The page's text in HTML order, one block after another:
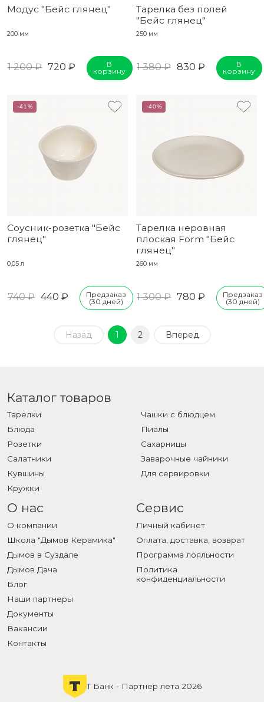
Модус "Бейс глянец"
200 мм
1 200 ₽ 720 ₽
В
корзину
Тарелка без полей
"Бейс глянец"
250 мм
1 380 ₽ 830 ₽
В
корзину
-41%
Соусник-розетка "Бейс
глянец"
0,05 л
740 ₽ 440 ₽
Предзаказ
(30 дней)
-40%
Тарелка неровная
плоская Form "Бейс
глянец"
260 мм
1 300 ₽ 780 ₽
Предзаказ
(30 дней)
Назад 1 2 Вперед
Каталог товаров
Тарелки
Блюда
Розетки
Салатники
Кувшины
Кружки
Чашки с блюдцем
Пиалы
Сахарницы
Заварочные чайники
Для сервировки
О нас
О компании
Школа "Дымов Керамика"
Дымов в Суздале
Дымов Дача
Блог
Наши партнеры
Документы
Вакансии
Контакты
Сервис
Личный кабинет
Оплата, доставка, возврат
Программа лояльности
Политика
конфиденциальности
Т Банк - Партнер лета 2026